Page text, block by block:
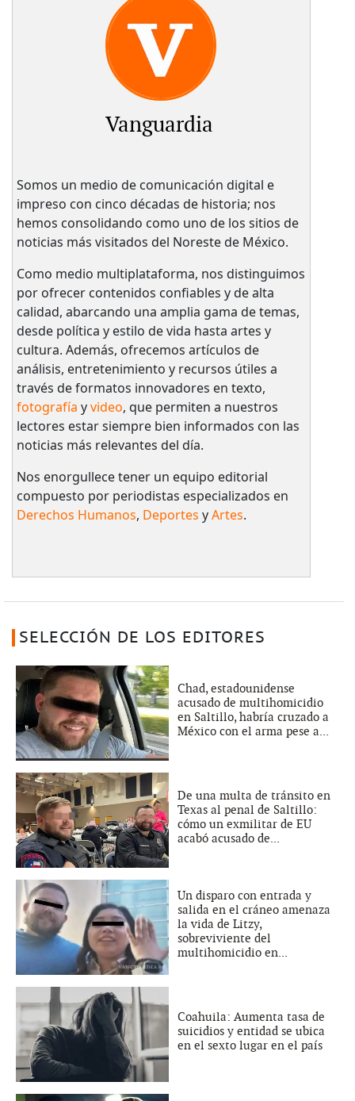
Vanguardia
Somos un medio de comunicación digital e
impreso con cinco décadas de historia; nos
hemos consolidando como uno de los sitios de
noticias más visitados del Noreste de México.
Como medio multiplataforma, nos distinguimos
por ofrecer contenidos confiables y de alta
calidad, abarcando una amplia gama de temas,
desde política y estilo de vida hasta artes y
cultura. Además, ofrecemos artículos de
análisis, entretenimiento y recursos útiles a
través de formatos innovadores en texto,
fotografía yvideo, que permiten a nuestros
lectores estar siempre bien informados con las
noticias más relevantes del día.
Nos enorgullece tener un equipo editorial
compuesto por periodistas especializados en
Derechos Humanos, Deportes yArtes.
SELECCIÓN DE LOS EDITORES
Chad, estadounidense
acusado de multihomicidio
en Saltillo, habría cruzado a
México con el arma pese a...
De una multa de tránsito en
Texas al penal de Saltillo:
cómo un exmilitar de EU
acabó acusado de...
Un disparo con entrada y
salida en el cráneo amenaza
la vida de Litzy,
sobreviviente del
multihomicidio en...
Coahuila: Aumenta tasa de
suicidios y entidad se ubica
en el sexto lugar en el país